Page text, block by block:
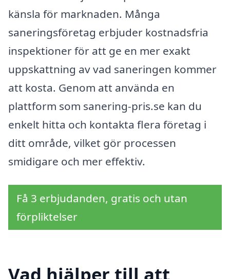
känsla för marknaden. Många
saneringsföretag erbjuder kostnadsfria
inspektioner för att ge en mer exakt
uppskattning av vad saneringen kommer
att kosta. Genom att använda en
plattform som sanering-pris.se kan du
enkelt hitta och kontakta flera företag i
ditt område, vilket gör processen
smidigare och mer effektiv.
Få 3 erbjudanden, gratis och utan
förpliktelser